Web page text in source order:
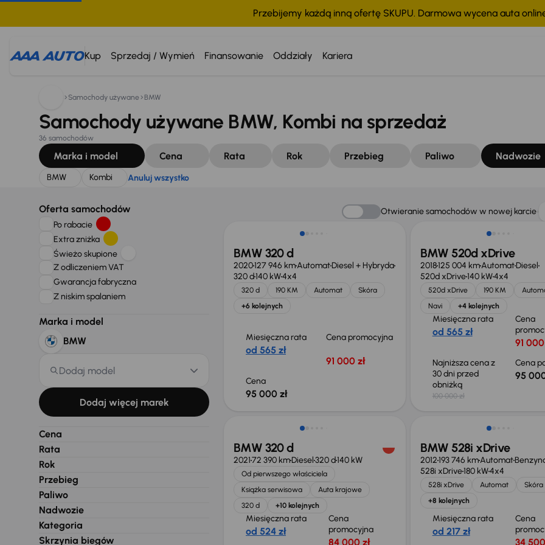
Przebijemy każdą inną ofertę SKUPU. Darmowa wycena auta
Kup Sprzedaj / Wymień Finansowanie Oddziały Kariera
Szukam: Anuluj wszystko
Samochody używane BMW
Samochody używane BMW, Kombi na sprzedaż
36 samochodów
Marka i model Cena Rata Rok Przebieg Paliwo Nadwozie
BMW Kombi Anuluj wszystko
Oferta samochodów
Po rabacie
Extra zniżka
Świeżo skupione
Z odliczeniem VAT
Gwarancja fabryczna
Z niskim spalaniem
Marka i model
BMW
Dodaj model
Dodaj więcej marek
Cena
Rata
Rok
Przebieg
Paliwo
Nadwozie
Kategoria
Skrzynia biegów
Otwieranie samochodów w nowej karcie
BMW 320 d
2020127 946 kmAutomatDiesel + Hybryda
320 d140 kW4x4
320 d 190 KM Automat
Skóra
+6 kolejnych
Miesięczna rata
od 565 zł
Cena promocyjna
91 000 zł
Cena
95 000 zł
Taniej o 5 000 zł
BMW 520d xDrive
2018125 004 kmAutomatDiesel
520d xDrive140 kW4x4
520d xDrive 190 KM
Navi
+4 kolejnych
Miesięczna rata
od 565 zł
Cena
91 000
Najniższa cena z
30 dni przed
obniżką
100 000 zł
Cena
95
Taniej o 500 zł
BMW 320 d
202172 390 kmDiesel320 d140 kW
Od pierwszego właściciela
Książka serwisowa
Auta krajowe
320 d
+10 kolejnych
Miesięczna rata
od 524 zł
Cena
promocyjna
84 000 zł
Taniej o 500 zł
BMW 528i xDrive
2012193 746 kmAutomat
528i xDrive180 kW4x4
528i xDrive Automat
Skóra
+8 kolejnych
Miesięczna rata
od 217 zł
Cena
34